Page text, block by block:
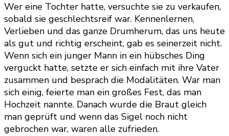
Wer eine Tochter hatte, versuchte sie zu verkaufen,
sobald sie geschlechtsreif war. Kennenlernen,
Verlieben und das ganze Drumherum, das uns heute
als gut und richtig erscheint, gab es seinerzeit nicht.
Wenn sich ein junger Mann in ein hübsches Ding
verguckt hatte, setzte er sich einfach mit ihre Vater
zusammen und besprach die Modalitäten. War man
sich einig, feierte man ein großes Fest, das man
Hochzeit nannte. Danach wurde die Braut gleich
man geprüft und wenn das Sigel noch nicht
gebrochen war, waren alle zufrieden.